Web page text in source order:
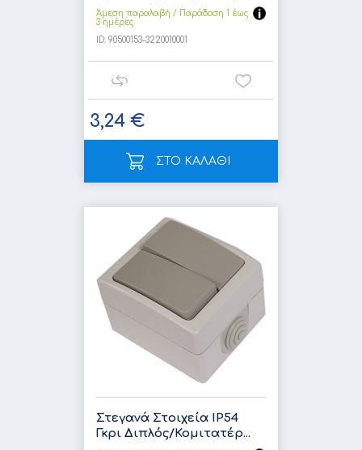
Άμεση παραλαβή / Παράδoση 1 έως
3 ημέρες
ID: 90500153-3220010001
3,24 €
ΣΤΟ ΚΑΛΑΘΙ
Στεγανά Στοιχεία IP54
Γκρι Διπλός/Κομιτατέρ...